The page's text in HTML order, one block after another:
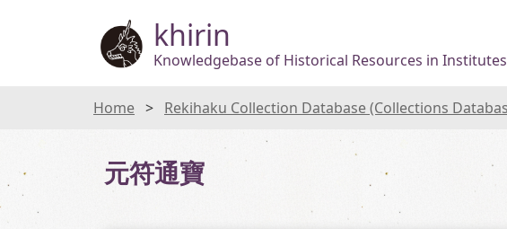
khirin
Knowledgebase of Historical Resources in Institutes
Home Rekihaku Collection Database (Collections
元符通寶